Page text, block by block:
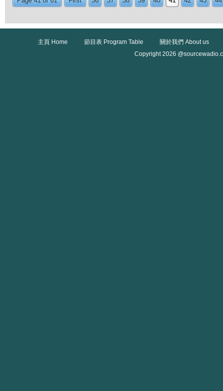
主頁 Home 節目表 Program Table
關於我們 About us
Copyright 2026